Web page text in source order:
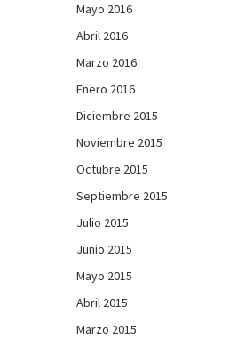
Mayo 2016
Abril 2016
Marzo 2016
Enero 2016
Diciembre 2015
Noviembre 2015
Octubre 2015
Septiembre 2015
Julio 2015
Junio 2015
Mayo 2015
Abril 2015
Marzo 2015